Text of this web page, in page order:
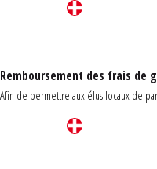
Remboursement des frais de
Afin de permettre aux élus locaux de